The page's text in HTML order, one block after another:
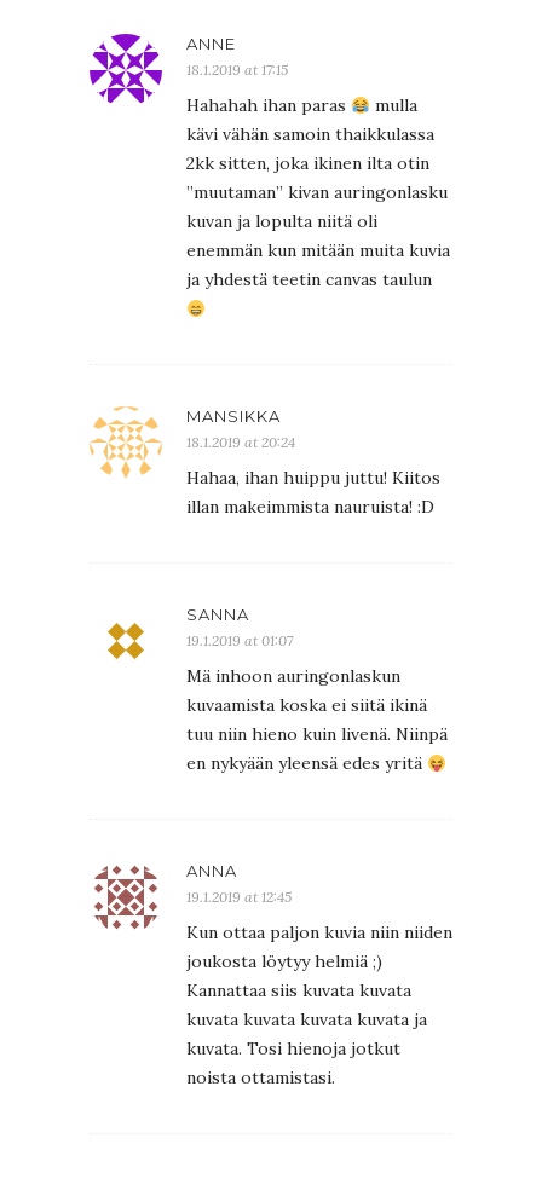
ANNE
18.1.2019 at 17:15
Hahahah ihan paras
mulla
kävi vähän samoin thaikkulassa
2kk sitten, joka ikinen ilta otin
”muutaman” kivan auringonlasku
kuvan ja lopulta niitä oli
enemmän kun mitään muita kuvia
ja yhdestä teetin canvas taulun
MANSIKKA
18.1.2019 at 20:24
Hahaa, ihan huippu juttu! Kiitos
illan makeimmista nauruista! :D
SANNA
19.1.2019 at 01:07
Mä inhoon auringonlaskun
kuvaamista koska ei siitä ikinä
tuu niin hieno kuin livenä. Niinpä
en nykyään yleensä edes yritä
ANNA
19.1.2019 at 12:45
Kun ottaa paljon kuvia niin niiden
joukosta löytyy helmiä ;)
Kannattaa siis kuvata kuvata
kuvata kuvata kuvata kuvata ja
kuvata. Tosi hienoja jotkut
noista ottamistasi.